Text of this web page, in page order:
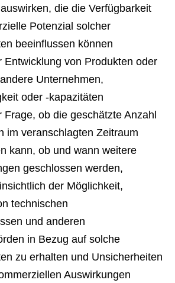
die die Verfügbarkeit
Potenzial solcher
beeinflussen können
Entwicklung von Produkten oder
Unternehmen,
oder -kapazitäten
ob die geschätzte Anzahl
im veranschlagten Zeitraum
kann, ob und wann weitere
geschlossen werden,
der Möglichkeit,
technischen
und anderen
in Bezug auf solche
zu erhalten und Unsicherheiten
Auswirkungen